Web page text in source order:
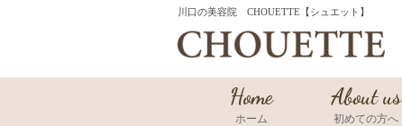
川口の美容院 CHOUETTE【シュエット】
Home
ホーム
About us
初めての方へ